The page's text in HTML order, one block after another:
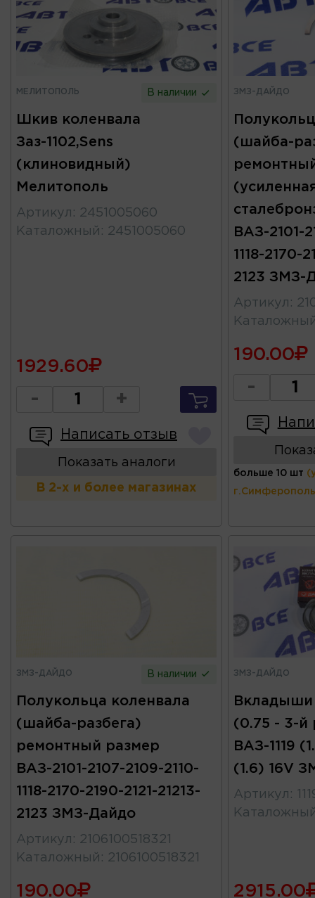
МЕЛИТОПОЛЬ В наличии
Шкив коленвала
Заз-1102,Sens
(клиновидный)
Мелитополь
Артикул : 2451005060
Каталожный : 2451005060
1929.60
- +
Написать отзыв
Показать аналоги
В 2-х и более магазинах
ЗМЗ-ДАЙДО
(шайба-
ВАЗ-2101-
1118-2170-
2123 ЗМЗ-
Артикул :
190.00
-
больше 10 шт
ЗМЗ-ДАЙДО В наличии
Полукольца коленвала
(шайба-разбега)
ремонтный размер
ВАЗ-2101-2107-2109-2110-
1118-2170-2190-2121-21213-
2123 ЗМЗ-Дайдо
Артикул : 2106100518321
Каталожный : 2106100518321
190.00
ЗМЗ-ДАЙДО
(0.75 - 3-й
ВАЗ-1119
(1.6) 16V
Артикул :
2915.00